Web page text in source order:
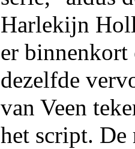
Harlekijn
er binnenkort
dezelfde
van Veen
het script. De